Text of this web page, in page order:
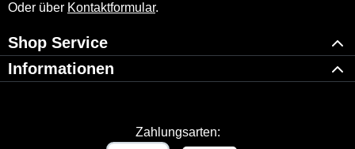
Oder über Kontaktformular.
Shop Service
Informationen
Zahlungsarten: